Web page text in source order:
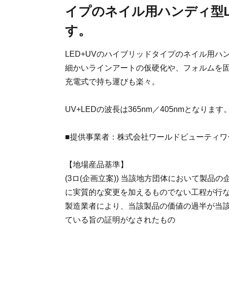
イプのネイル用ハンディ型
す。
LED+UVのハイブリッドタイプのネイル用ハ
細かいラインアートの仮硬化や、フォルムを
充電式で持ち運びも楽々。
UV+LEDの波長は365nm／405nmとなります。
■提供事業者：株式会社ワールドビューティワ
【地場産品基準】
(3ロ(企画立案)) 当該地方団体において製品の
に実質的な変更を加えるものでない工程が行
製造業者により、当該製品の価値の過半が当
ている旨の証明がなされたもの